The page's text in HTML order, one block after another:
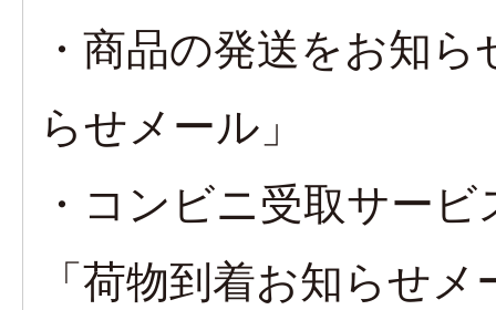
・商品の発送をお知
らせメール」
・コンビニ受取サー
「荷物到着お知らせメ